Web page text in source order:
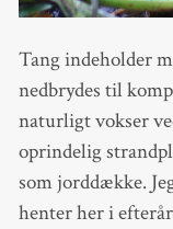
Tang indeholder
nedbrydes til
naturligt vokser
oprindelig
som jorddække.
henter her i